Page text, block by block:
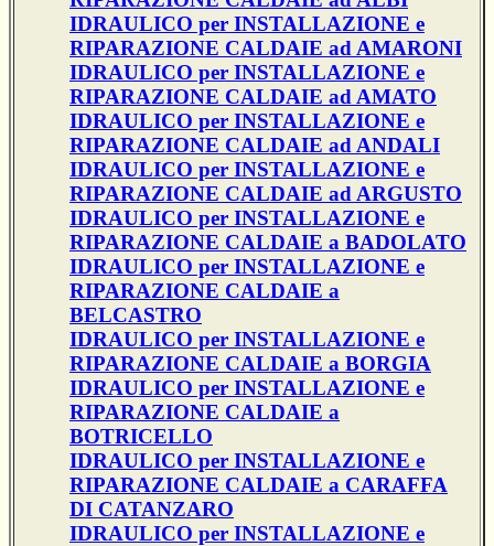
IDRAULICO per INSTALLAZIONE e
RIPARAZIONE CALDAIE ad AMARONI
IDRAULICO per INSTALLAZIONE e
RIPARAZIONE CALDAIE ad AMATO
IDRAULICO per INSTALLAZIONE e
RIPARAZIONE CALDAIE ad ANDALI
IDRAULICO per INSTALLAZIONE e
RIPARAZIONE CALDAIE ad ARGUSTO
IDRAULICO per INSTALLAZIONE e
RIPARAZIONE CALDAIE a BADOLATO
IDRAULICO per INSTALLAZIONE e
RIPARAZIONE CALDAIE a
BELCASTRO
IDRAULICO per INSTALLAZIONE e
RIPARAZIONE CALDAIE a BORGIA
IDRAULICO per INSTALLAZIONE e
RIPARAZIONE CALDAIE a
BOTRICELLO
IDRAULICO per INSTALLAZIONE e
RIPARAZIONE CALDAIE a CARAFFA
DI CATANZARO
IDRAULICO per INSTALLAZIONE e